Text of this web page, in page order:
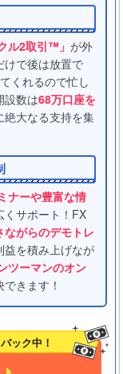
ル2取引™」 が外
けで後は放置で
くれるので忙し
設数は68万口座を
絶大なる支持を集
ナーや豊富な情
くサポート！FX
がらのデモトレ
益を積み上げなが
ツーマンのオン
きます！
ック中！